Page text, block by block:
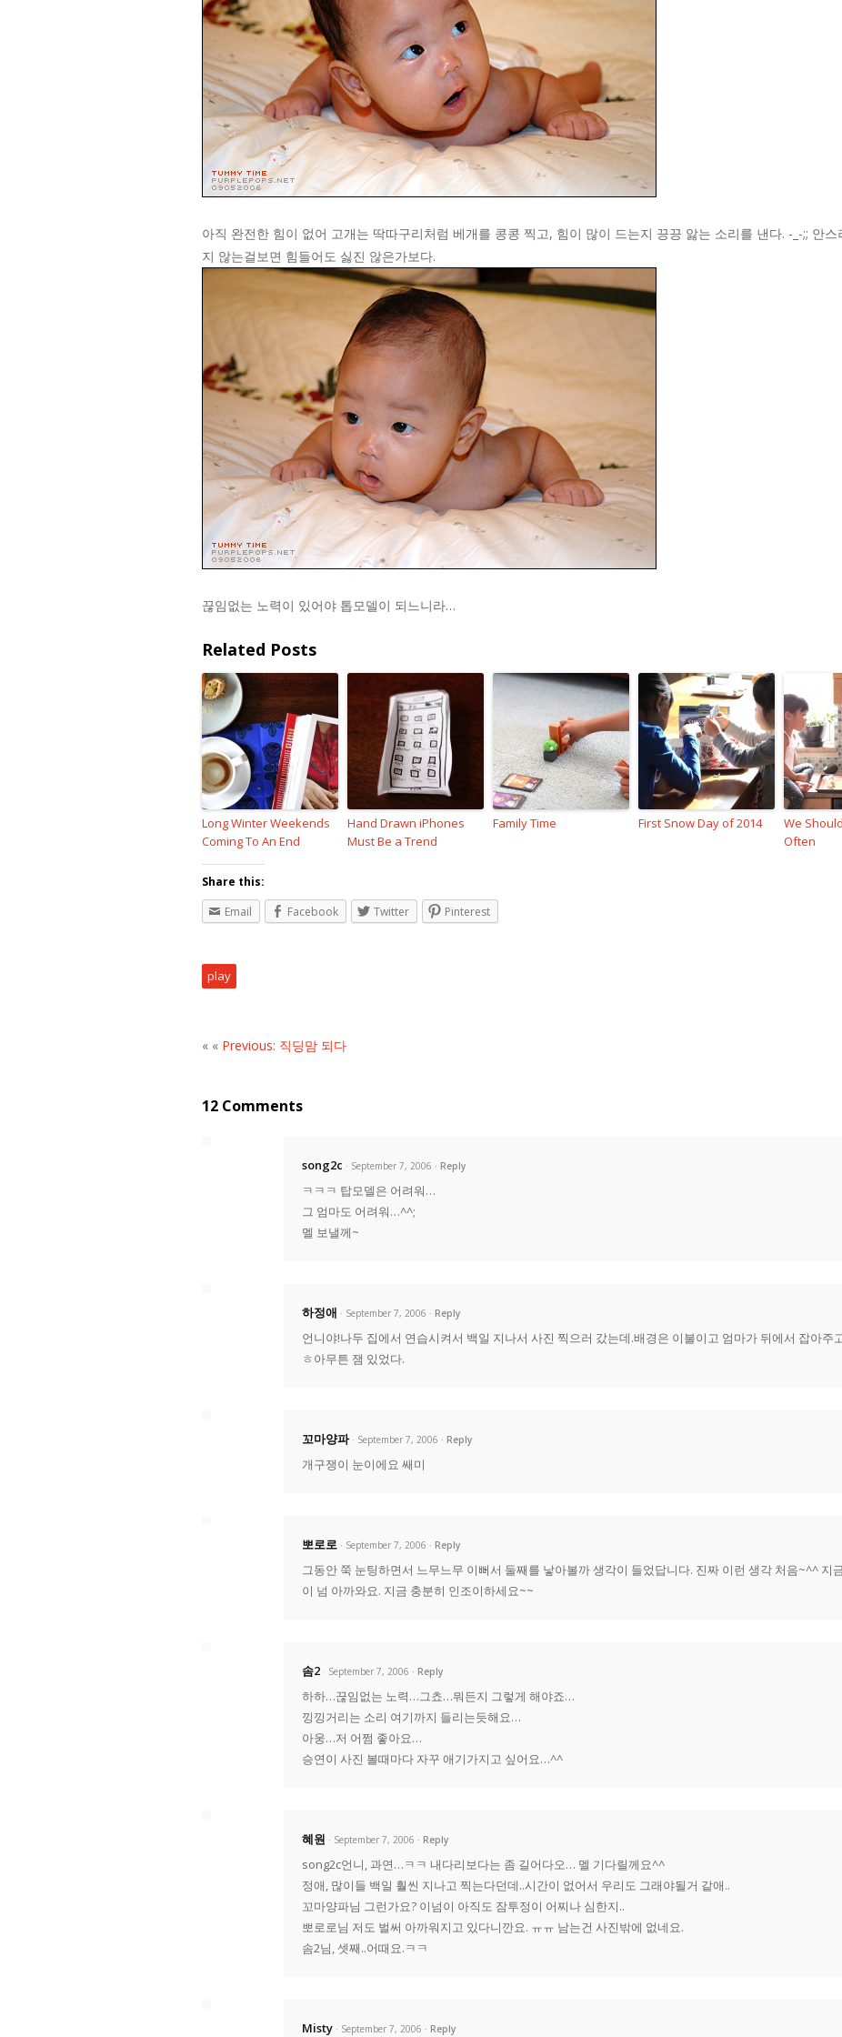
아직 완전한 힘이 없어 고개는 딱따구리처럼 베개를 콩콩 찍고, 힘이 많이 드는지 끙끙 앓는 소리를 낸다. -_-;; 안
지 않는걸보면 힘들어도 싫진 않은가보다.
끊임없는 노력이 있어야 톱모델이 되느니라…
Related Posts
Long Winter Weekends
Coming To An End
Hand Drawn iPhones
Must Be a Trend
Family Time First Snow Day of 2014
We
Often
Share this:
Email
Facebook Twitter Pinterest
play
« « Previous: 직딩맘 되다
12 Comments
song2c · September 7, 2006 Reply
ㅋㅋㅋ 탑모델은 어려워…
그 엄마도 어려워…^^;
멜 보낼께~
하정애 · September 7, 2006 Reply
언니야!나두 집에서 연습시켜서 백일 지나서 사진 찍으러 갔는데.배경은 이불이고 엄마가 뒤에서 잡아주
ㅎ아무튼 잼 있었다.
꼬마양파 · September 7, 2006 Reply
개구쟁이 눈이에요 쌔미
뽀로로 · September 7, 2006 Reply
그동안 쭉 눈팅하면서 느무느무 이뻐서 둘째를 낳아볼까 생각이 들었답니다. 진짜 이런 생각 처음~^^ 지
이 넘 아까와요. 지금 충분히 인조이하세요~~
솜2 · September 7, 2006 Reply
하하…끊임없는 노력…그쵸…뭐든지 그렇게 해야죠…
낑낑거리는 소리 여기까지 들리는듯해요…
아웅…저 어쩜 좋아요…
승연이 사진 볼때마다 자꾸 애기가지고 싶어요…^^
혜원 · September 7, 2006 Reply
song2c언니, 과연…ㅋㅋ 내다리보다는 좀 길어다오… 멜 기다릴께요^^
정애, 많이들 백일 훨씬 지나고 찍는다던데..시간이 없어서 우리도 그래야될거 같애..
꼬마양파님 그런가요? 이넘이 아직도 잠투정이 어찌나 심한지..
뽀로로님 저도 벌써 아까워지고 있다니깐요. ㅠㅠ 남는건 사진밖에 없네요.
솜2님, 셋째..어때요.ㅋㅋ
Misty · September 7, 2006 Reply